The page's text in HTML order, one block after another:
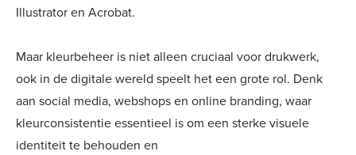
Illustrator en Acrobat.
Maar kleurbeheer is niet alleen cruciaal voor drukwerk,
ook in de digitale wereld speelt het een grote rol. Denk
aan social media, webshops en online branding, waar
kleurconsistentie essentieel is om een sterke visuele
identiteit te behouden en